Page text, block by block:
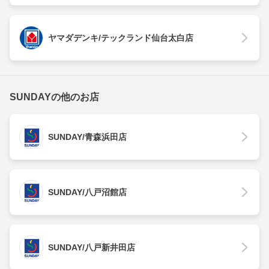
ヤマダデンキ/テックランド仙台太白店
SUNDAYの他のお店
SUNDAY/青森浜田店
SUNDAY/八戸沼館店
SUNDAY/八戸新井田店